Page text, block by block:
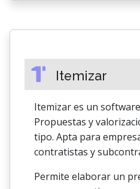
Itemizar
Itemizar es un
Propuestas y
tipo. Apta para
contratistas y
Permite elaborar un